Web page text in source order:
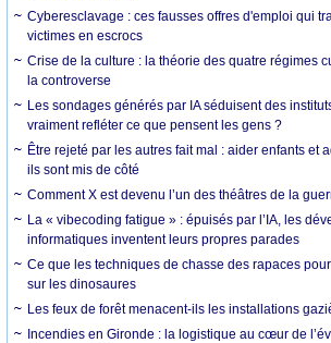
Cyberesclavage : ces fausses offres d'emploi qui
victimes en escrocs
Crise de la culture : la théorie des quatre régimes
la controverse
Les sondages générés par IA séduisent des
vraiment refléter ce que pensent les gens ?
Être rejeté par les autres fait mal : aider enfants et
ils sont mis de côté
Comment X est devenu l’un des théâtres de la
La « vibecoding fatigue » : épuisés par l’IA, les
informatiques inventent leurs propres parades
Ce que les techniques de chasse des rapaces
sur les dinosaures
Les feux de forêt menacent-ils les installations
Incendies en Gironde : la logistique au cœur de